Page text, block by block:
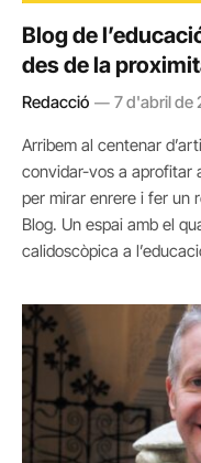
Blog de
des de la
Redacció 7 d'abril de
Arribem al centenar
convidar-vos a aprofitar
per mirar enrere i fer un
Blog. Un espai amb el
calidoscòpica a